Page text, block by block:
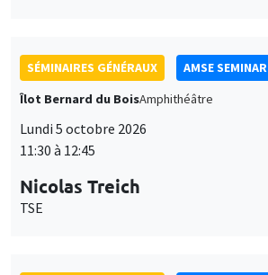
SÉMINAIRES GÉNÉRAUX
AMSE SEMINAR
Îlot Bernard du BoisAmphithéâtre
Lundi 5 octobre 2026
11:30 à 12:45
Nicolas Treich
TSE